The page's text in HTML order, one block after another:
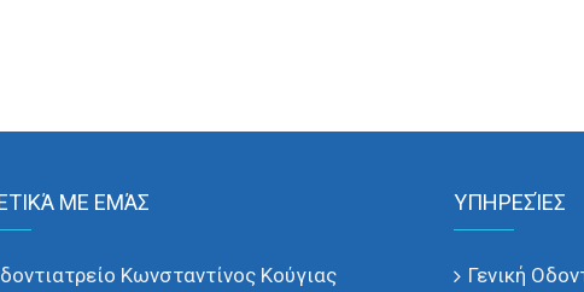
ΜΕ ΕΜΆΣ
Κωνσταντίνος Κούγιας
ΥΠΗΡΕΣΊΕΣ
Γενική